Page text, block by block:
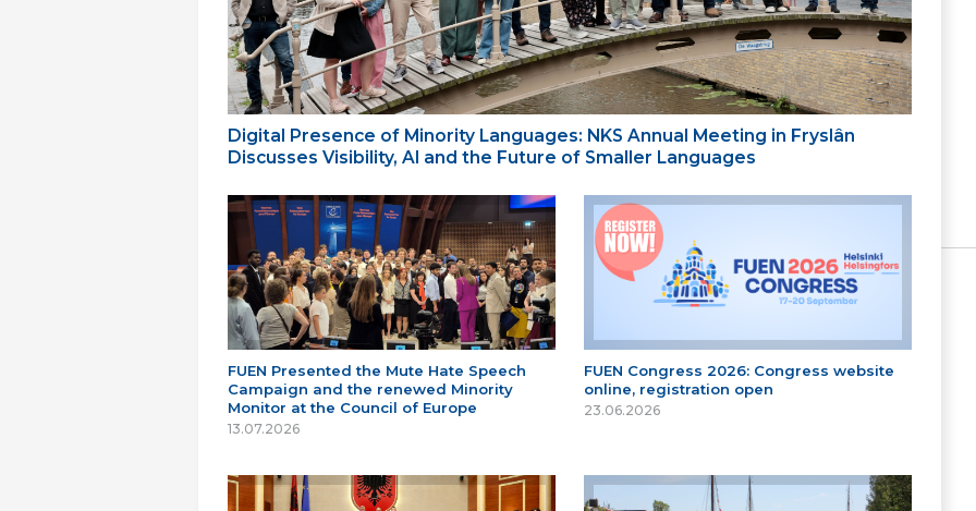
Digital Presence of Minority Languages: NKS Annual Meeting in Fryslân
Discusses Visibility, AI and the Future of Smaller Languages
FUEN Presented the Mute Hate Speech
Campaign and the renewed Minority
Monitor at the Council of Europe
13.07.2026
FUEN Congress 2026: Congress website
online, registration open
23.06.2026